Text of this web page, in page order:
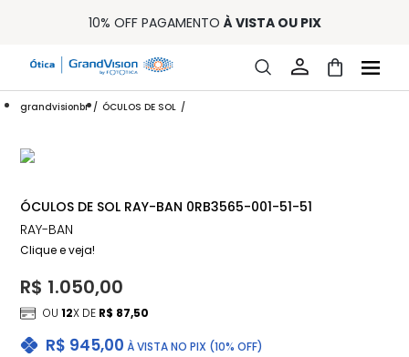
À VISTA OU PIX
ENTREGA PARA TODO BRASIL
15% OFF NA PRIMEIRA COMPRA (CONSULTE REGULAMENTO)
32% OFF NO COMBO - CONS. REG.
LOJA ONLINE DE LENTES DE CONTATO E ÓCULOS
FRETE GRÁTIS EM TODO O SITE
grandvisionbr ÓCULOS DE SOL
ÓCULOS DE SOL RAY-BAN 0RB3565-001-51-51
RAY-BAN
Clique e veja!
R$ 945,00 À VISTA NO PIX (10% OFF)
R$ 1.050,00
OU12X DE R$ 87,50